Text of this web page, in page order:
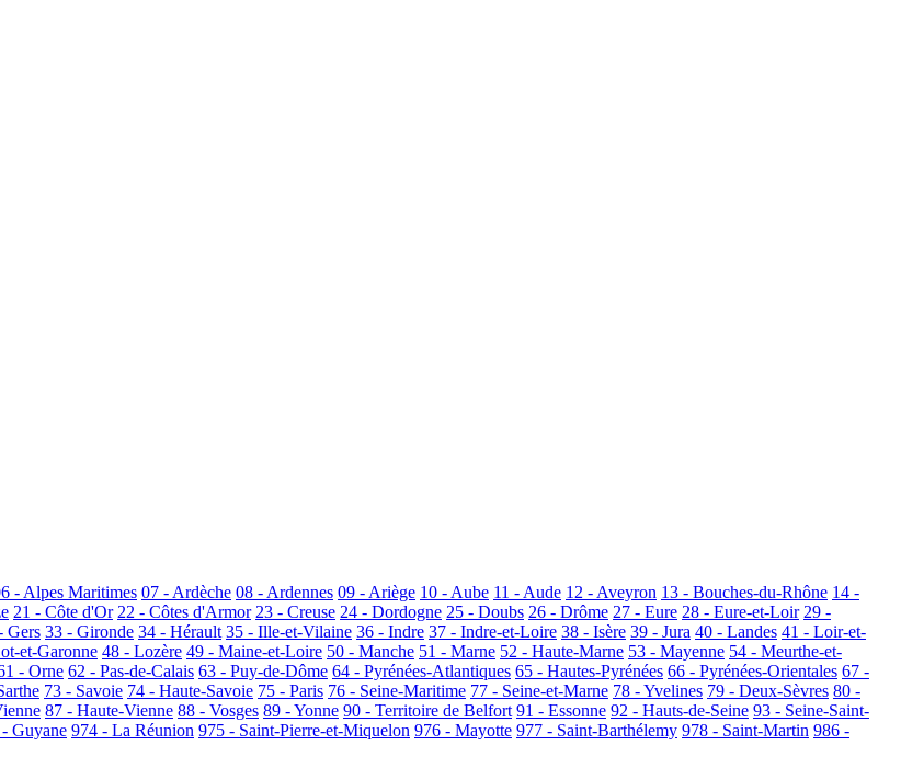
- Alpes Maritimes 07 - Ardèche 08 - Ardennes 09 - Ariège 10 - Aube 11 - Aude 12 - Aveyron 13 - Bouches-du-Rhône 14 -
21 - Côte d'Or 22 - Côtes d'Armor 23 - Creuse 24 - Dordogne 25 - Doubs 26 - Drôme 27 - Eure 28 - Eure-et-Loir 29 -
Gers 33 - Gironde 34 - Hérault 35 - Ille-et-Vilaine 36 - Indre 37 - Indre-et-Loire 38 - Isère 39 - Jura 40 - Landes 41 - Loir-et-
et-Garonne 48 - Lozère 49 - Maine-et-Loire 50 - Manche 51 - Marne 52 - Haute-Marne 53 - Mayenne 54 - Meurthe-et-
- Orne 62 - Pas-de-Calais 63 - Puy-de-Dôme 64 - Pyrénées-Atlantiques 65 - Hautes-Pyrénées 66 - Pyrénées-Orientales 67 -
73 - Savoie 74 - Haute-Savoie 75 - Paris 76 - Seine-Maritime 77 - Seine-et-Marne 78 - Yvelines 79 - Deux-Sèvres 80 -
87 - Haute-Vienne 88 - Vosges 89 - Yonne 90 - Territoire de Belfort 91 - Essonne 92 - Hauts-de-Seine 93 - Seine-Saint-
Guyane 974 - La Réunion 975 - Saint-Pierre-et-Miquelon 976 - Mayotte 977 - Saint-Barthélemy 978 - Saint-Martin 986 -